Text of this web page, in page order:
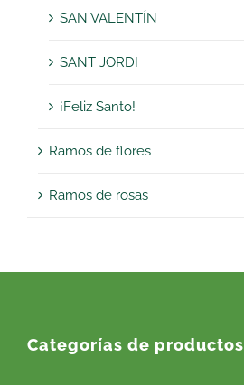
SAN VALENTÍN
SANT JORDI
¡Feliz Santo!
Ramos de flores
Ramos de rosas
Categorías de productos